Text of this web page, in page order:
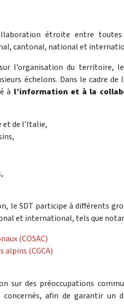
étroite entre toutes
cantonal, national et
l’organisation du territoire,
échelons. Dans le cadre de
à l’information et à la
et de l’Italie,
le SDT participe à différents
et international, tels que
(COSAC)
alpins (CGCA)
sur des préoccupations
afin de garantir un